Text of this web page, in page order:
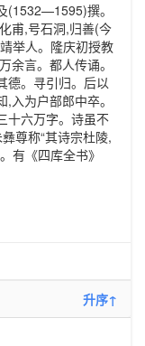
(1532—1595)撰。
甫,号石洞,归善(今
举人。隆庆初授教
余言。都人传诵。
德。寻引归。后以
入为户部郎中卒。
十六万字。诗虽不
尊称“其诗宗杜陵,
有《四库全书》
升序↑